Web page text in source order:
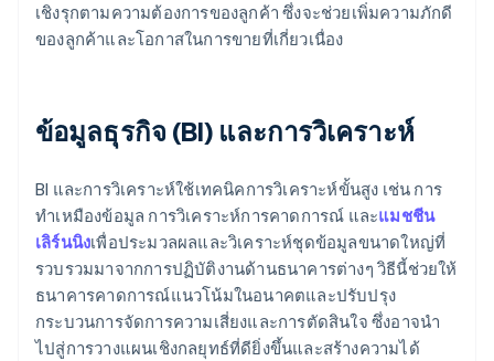
เชิงรุกตามความต้องการของลูกค้า ซึ่งจะช่วยเพิ่มความภักดี
ของลูกค้าและโอกาสในการขายที่เกี่ยวเนื่อง
ข้อมูลธุรกิจ (BI) และการวิเคราะห์
BI และการวิเคราะห์ใช้เทคนิคการวิเคราะห์ขั้นสูง เช่น การ
ทําเหมืองข้อมูล การวิเคราะห์การคาดการณ์ และแมชชีน
เลิร์นนิงเพื่อประมวลผลและวิเคราะห์ชุดข้อมูลขนาดใหญ่ที่
รวบรวมมาจากการปฏิบัติงานด้านธนาคารต่างๆ วิธีนี้ช่วยให้
ธนาคารคาดการณ์แนวโน้มในอนาคตและปรับปรุง
กระบวนการจัดการความเสี่ยงและการตัดสินใจ ซึ่งอาจนํา
ไปสู่การวางแผนเชิงกลยุทธ์ที่ดียิ่งขึ้นและสร้างความได้